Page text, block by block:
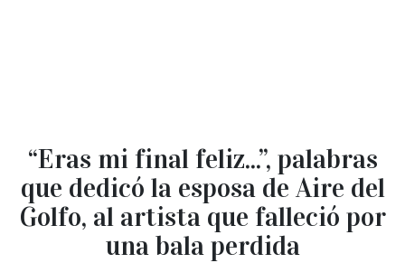
“Eras mi final feliz...”, palabras
que dedicó la esposa de Aire del
Golfo, al artista que falleció por
una bala perdida